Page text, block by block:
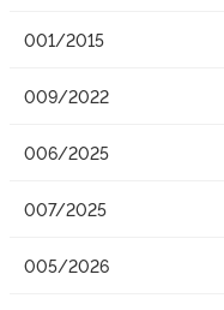
001/2015
009/2022
006/2025
007/2025
005/2026